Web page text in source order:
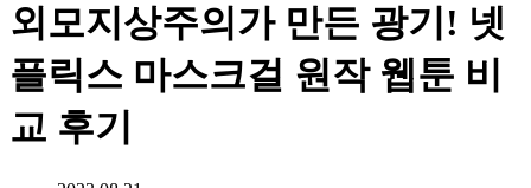
외모지상주의가 만든 광기! 넷
플릭스 마스크걸 원작 웹툰 비
교 후기